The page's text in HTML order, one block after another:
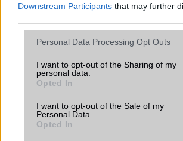
Downstream Participants that may further
Please note that this website/app uses one
not limited to your visit or usage behaviour.
grant or deny consent to Google and its
use your data for below specified purposes
consent section.
Personal Data Processing Opt Outs
I want to opt-out of the Sharing of my
personal data.
Opted In
I want to opt-out of the Sale of my
Personal Data.
Opted In
T9 szótár alkalmazás
Office alkalmazások alap
Iránytũ ecompass
Extrák
EGYÉB